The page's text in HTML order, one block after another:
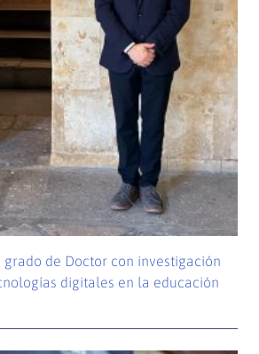
de Doctor con investigación
digitales en la educación